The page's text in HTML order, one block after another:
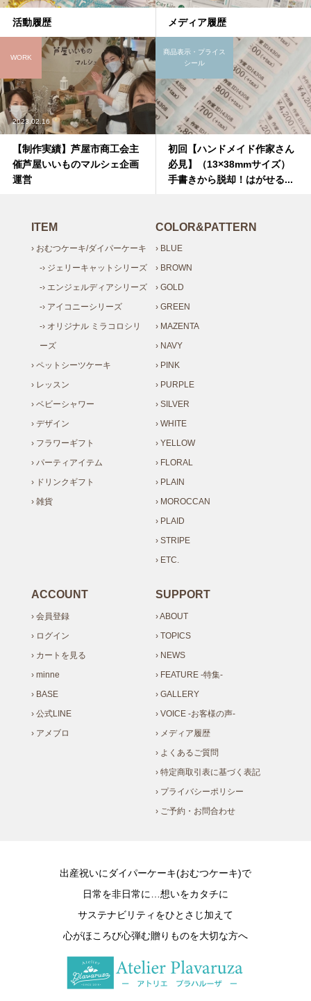
活動履歴 メディア履歴
2023.02.16
【制作実績】芦屋市商工会主
催芦屋いいものマルシェ企画
運営
WORK
初回【ハンドメイド作家さん
必見】（13×38mmサイズ）
手書きから脱却！はがせる...
商品表示・プライス
シール
ITEM
› おむつケーキ/ダイパーケーキ
-› ジェリーキャットシリーズ
-› エンジェルディアシリーズ
-› アイコニーシリーズ
-› オリジナル ミラコロシリ
ーズ
› ペットシーツケーキ
› レッスン
› ベビーシャワー
› デザイン
› フラワーギフト
› パーティアイテム
› ドリンクギフト
› 雑貨
COLOR&PATTERN
› BLUE
› BROWN
› GOLD
› GREEN
› MAZENTA
› NAVY
› PINK
› PURPLE
› SILVER
› WHITE
› YELLOW
› FLORAL
› PLAIN
› MOROCCAN
› PLAID
› STRIPE
› ETC.
ACCOUNT
› 会員登録
› ログイン
› カートを見る
› minne
› BASE
› 公式LINE
› アメブロ
SUPPORT
› ABOUT
› TOPICS
› NEWS
› FEATURE -特集-
› GALLERY
› VOICE -お客様の声-
› メディア履歴
› よくあるご質問
› 特定商取引表に基づく表記
› プライバシーポリシー
› ご予約・お問合わせ
出産祝いにダイパーケーキ(おむつケーキ)で
日常を非日常に…想いをカタチに
サステナビリティをひとさじ加えて
心がほころび心弾む贈りものを大切な方へ